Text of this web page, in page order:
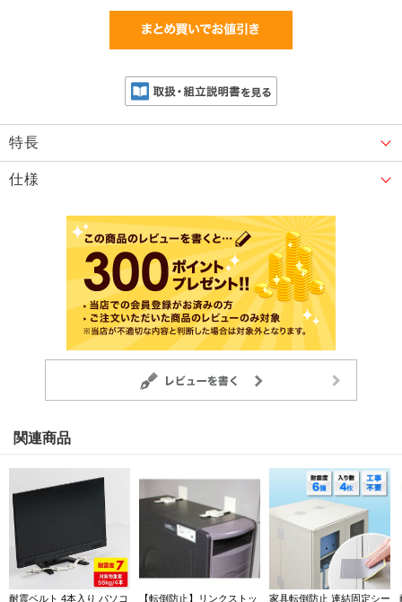
特長
仕様
関連商品
耐震ベルト 4本入り パソコ 【転倒防止】リンクストッ 家具転倒防止 連結固定シー